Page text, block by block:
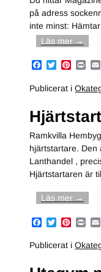
på adress
inte minst: Hämtar
Läs mer →
F
c
e
o
o
k
T
i
t
e
r
P
n
t
r
e
s
P
i
n
Publicerat i
Ramkvilla
hjärtstartare. Den
Lanthandel ,
Hjärtstartaren är
Läs mer →
F
c
e
T
i
t
P
n
t
P
i
n
Publicerat i